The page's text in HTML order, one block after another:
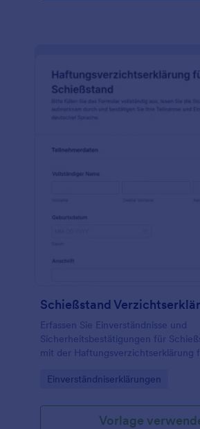
Erfassen Sie Einverständnisse und
Sicherheitsbestätigungen für
mit der Haftungsverzichtserklärung
vereinfachen Sie die
Go to Category:
Einverständniserklärungen
Vorlage